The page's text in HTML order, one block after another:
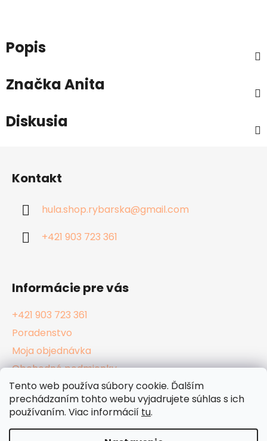
Tento web používa súbory cookie. Ďalším
prechádzaním tohto webu vyjadrujete súhlas s ich
používaním. Viac informácií tu.
Popis
ZnačkaAnita
Diskusia
Kontakt
hula.shop.rybarska@gmail.com
+421 903 723 361
Informácie pre vás
+421 903 723 361
Poradenstvo
Moja objednávka
Obchodné podmienky
Reklamačný poriadok
Podmienky ochrany osobných údajov